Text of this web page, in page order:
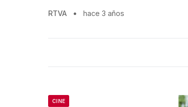
RTVA • hace 3 años
CINE